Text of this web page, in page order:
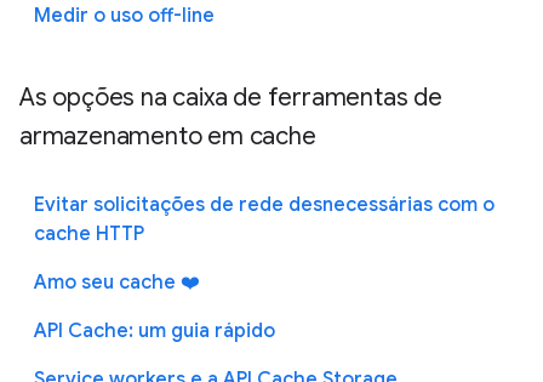
Medir o uso off-line
As opções na caixa de ferramentas de
armazenamento em cache
Evitar solicitações de rede desnecessárias com o
cache HTTP
Amo seu cache ❤️
API Cache: um guia rápido